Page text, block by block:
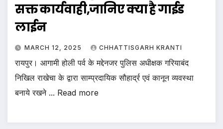
सक्त कार्यवाही,जानिए क्या है गाईड
लाईन
MARCH 12, 2025 CHHATTISGARH KRANTI
रायपुर। आगामी होली पर्व के मद्देनजर पुलिस अधीक्षक गरियाबंद
निखिल राखेचा के द्वारा साम्प्रदायिक सौहार्द्र एवं कानून व्यवस्था
बनाये रखने ... Read more